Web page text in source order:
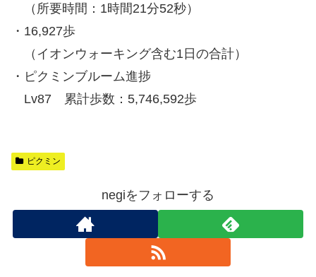
（所要時間：1時間21分52秒）
・16,927歩
（イオンウォーキング含む1日の合計）
・ピクミンブルーム進捗
Lv87 累計歩数：5,746,592歩
ピクミン
negiをフォローする